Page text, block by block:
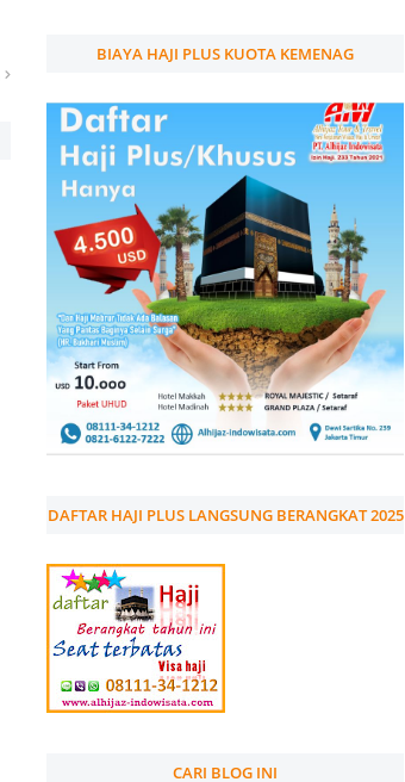
BIAYA HAJI PLUS KUOTA KEMENAG
DAFTAR HAJI PLUS LANGSUNG BERANGKAT 2025
CARI BLOG INI